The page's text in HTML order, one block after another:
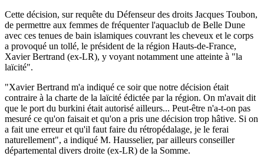
Cette décision, sur requête du Défenseur des droits Jacques Toubon,
de permettre aux femmes de fréquenter l'aquaclub de Belle Dune
avec ces tenues de bain islamiques couvrant les cheveux et le corps
a provoqué un tollé, le président de la région Hauts-de-France,
Xavier Bertrand (ex-LR), y voyant notamment une atteinte à "la
laïcité".
"Xavier Bertrand m'a indiqué ce soir que notre décision était
contraire à la charte de la laïcité édictée par la région. On m'avait dit
que le port du burkini était autorisé ailleurs... Peut-être n'a-t-on pas
mesuré ce qu'on faisait et qu'on a pris une décision trop hâtive. Si on
a fait une erreur et qu'il faut faire du rétropédalage, je le ferai
naturellement", a indiqué M. Hausselier, par ailleurs conseiller
départemental divers droite (ex-LR) de la Somme.